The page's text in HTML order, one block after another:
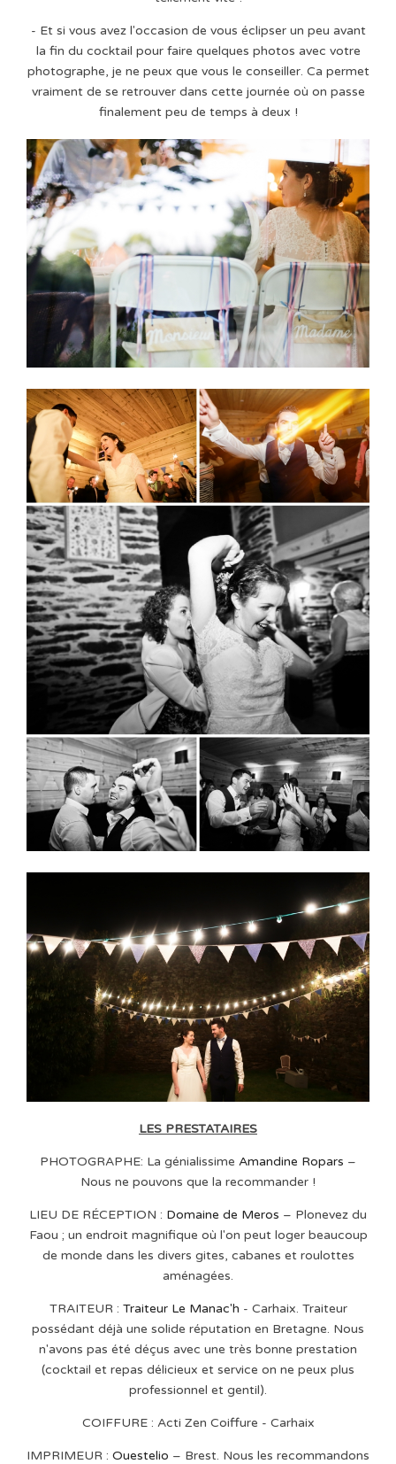
- Et si vous avez l'occasion de vous éclipser un peu avant
la fin du cocktail pour faire quelques photos avec votre
photographe, je ne peux que vous le conseiller. Ca permet
vraiment de se retrouver dans cette journée où on passe
finalement peu de temps à deux !
LES PRESTATAIRES
PHOTOGRAPHE: La génialissime Amandine Ropars –
Nous ne pouvons que la recommander !
LIEU DE RÉCEPTION : Domaine de Meros – Plonevez du
Faou ; un endroit magnifique où l'on peut loger beaucoup
de monde dans les divers gites, cabanes et roulottes
aménagées.
TRAITEUR : Traiteur Le Manac'h - Carhaix. Traiteur
possédant déjà une solide réputation en Bretagne. Nous
n'avons pas été déçus avec une très bonne prestation
(cocktail et repas délicieux et service on ne peux plus
professionnel et gentil).
COIFFURE : Acti Zen Coiffure - Carhaix
IMPRIMEUR : Ouestelio – Brest. Nous les recommandons